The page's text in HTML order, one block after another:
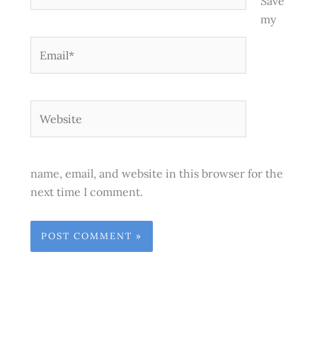
my
name, email, and website in this browser for the
next time I comment.